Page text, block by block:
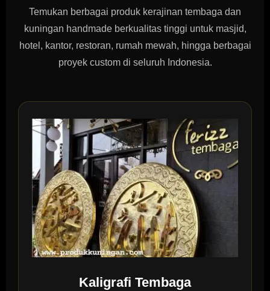
Temukan berbagai produk kerajinan tembaga dan
kuningan handmade berkualitas tinggi untuk masjid,
hotel, kantor, restoran, rumah mewah, hingga berbagai
proyek custom di seluruh Indonesia.
Kaligrafi Tembaga